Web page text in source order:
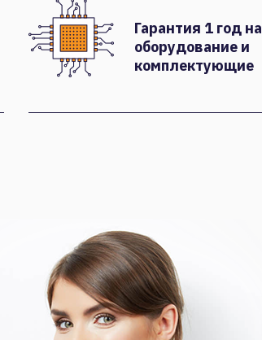
Гарантия 1 год на
оборудование и
комплектующие